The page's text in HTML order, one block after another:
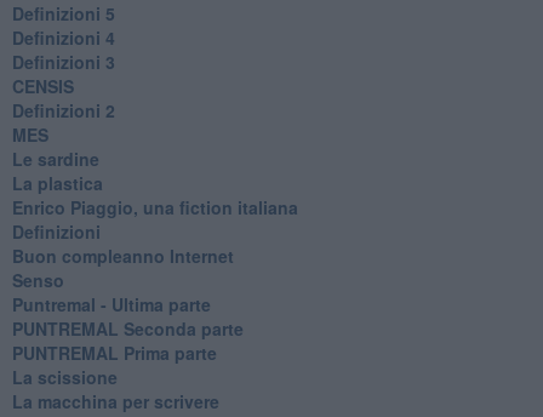
Definizioni 5
Definizioni 4
Definizioni 3
CENSIS
​Definizioni 2
MES
Le sardine
La plastica
​Enrico Piaggio, una fiction italiana
Definizioni
​Buon compleanno Internet
Senso
Puntremal - Ultima parte
PUNTREMAL Seconda parte
​PUNTREMAL Prima parte
La scissione
La macchina per scrivere